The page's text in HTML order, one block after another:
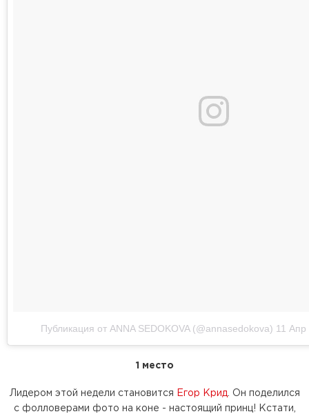
Публикация от ANNA SEDOKOVA (@annasedokova) 11 Апр
1 место
Лидером этой недели становится Егор Крид . Он поделился
с фолловерами фото на коне - настоящий принц! Кстати,